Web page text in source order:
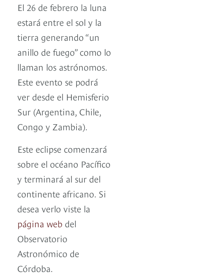
El 26 de febrero la luna
estará entre el sol y la
tierra generando “un
anillo de fuego” como lo
llaman los astrónomos.
Este evento se podrá
ver desde el Hemisferio
Sur (Argentina, Chile,
Congo y Zambia).
Este eclipse comenzará
sobre el océano Pacífico
y terminará al sur del
continente africano. Si
desea verlo viste la
página web del
Observatorio
Astronómico de
Córdoba.